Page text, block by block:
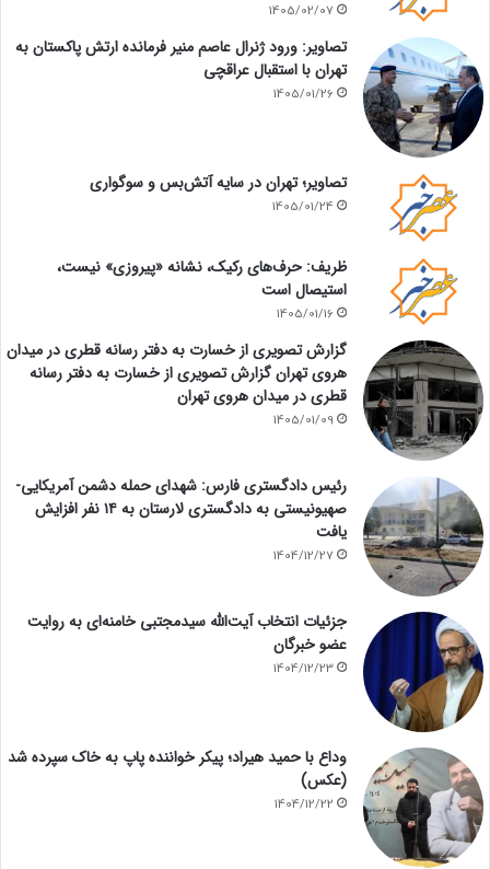
1405/02/07
تصاویر: ورود ژنرال عاصم منیر فرمانده ارتش پاکستان به
تهران با استقبال عراقچی
1405/01/26
تصاویر؛ تهران در سایه آتش‌بس و سوگواری
1405/01/24
ظریف: حرف‌های رکیک، نشانه «پیروزی» نیست،
استیصال است
1405/01/16
گزارش تصویری از خسارت به دفتر رسانه قطری در میدان
هروی تهران گزارش تصویری از خسارت به دفتر رسانه
قطری در میدان هروی تهران
1405/01/09
رئیس دادگستری فارس: شهدای حمله دشمن آمریکایی-
صهیونیستی به دادگستری لارستان به ۱۴ نفر افزایش
یافت
1404/12/27
جزئیات انتخاب آیت‌الله سیدمجتبی خامنه‌ای به روایت
عضو خبرگان
1404/12/23
وداع با حمید هیراد؛ پیکر خواننده پاپ به خاک سپرده شد
(عکس)
1404/12/22